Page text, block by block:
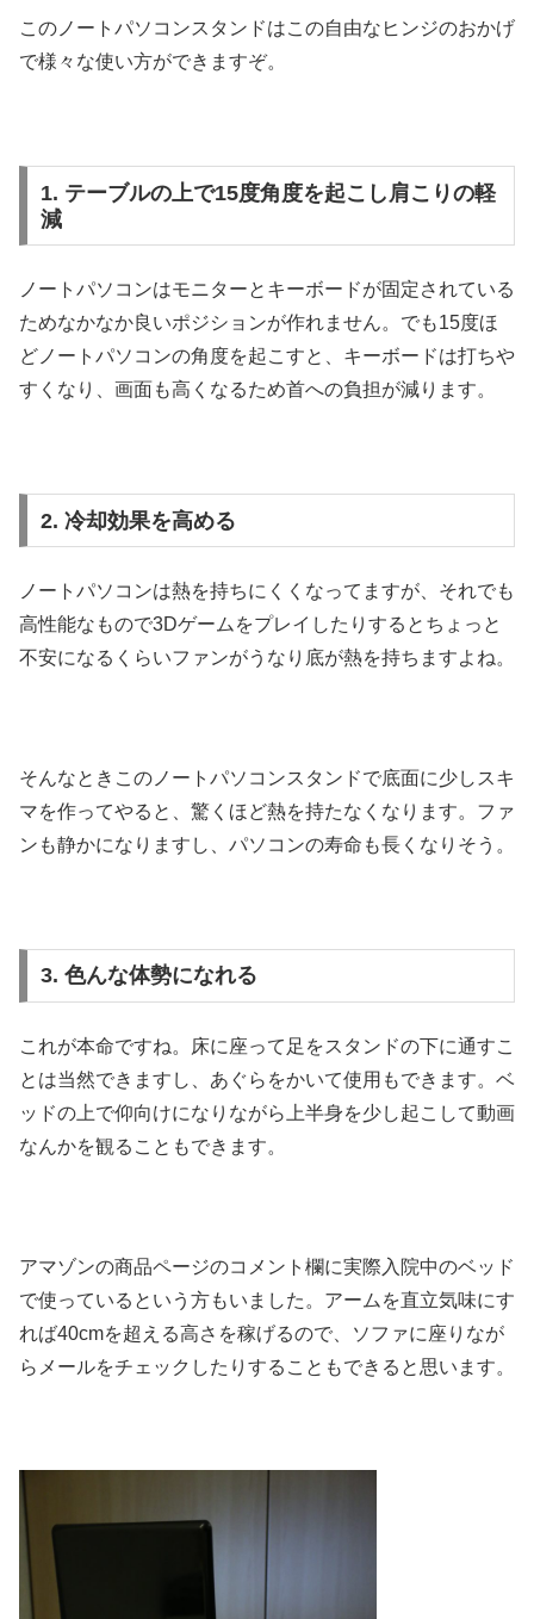
このノートパソコンスタンドはこの自由なヒンジのおかげ
で様々な使い方ができますぞ。
1. テーブルの上で15度角度を起こし肩こりの軽
減
ノートパソコンはモニターとキーボードが固定されている
ためなかなか良いポジションが作れません。でも15度ほ
どノートパソコンの角度を起こすと、キーボードは打ちや
すくなり、画面も高くなるため首への負担が減ります。
2. 冷却効果を高める
ノートパソコンは熱を持ちにくくなってますが、それでも
高性能なもので3Dゲームをプレイしたりするとちょっと
不安になるくらいファンがうなり底が熱を持ちますよね。
そんなときこのノートパソコンスタンドで底面に少しスキ
マを作ってやると、驚くほど熱を持たなくなります。ファ
ンも静かになりますし、パソコンの寿命も長くなりそう。
3. 色んな体勢になれる
これが本命ですね。床に座って足をスタンドの下に通すこ
とは当然できますし、あぐらをかいて使用もできます。ベ
ッドの上で仰向けになりながら上半身を少し起こして動画
なんかを観ることもできます。
アマゾンの商品ページのコメント欄に実際入院中のベッド
で使っているという方もいました。アームを直立気味にす
れば40cmを超える高さを稼げるので、ソファに座りなが
らメールをチェックしたりすることもできると思います。